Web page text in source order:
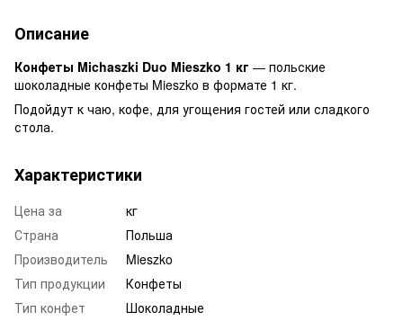
Описание
Конфеты Michaszki Duo Mieszko 1 кг — польские
шоколадные конфеты Mieszko в формате 1 кг.
Подойдут к чаю, кофе, для угощения гостей или сладкого
стола.
Характеристики
Цена за
кг
Страна
Польша
Производитель
Mieszko
Тип продукции
Конфеты
Тип конфет
Шоколадные